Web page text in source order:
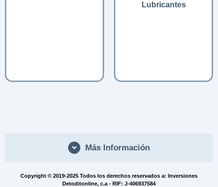
Lubricantes
Más Información
Copyright © 2019-2025 Todos los derechos reservados a: Inversiones
Detoditonline, c.a - RIF: J-406937584